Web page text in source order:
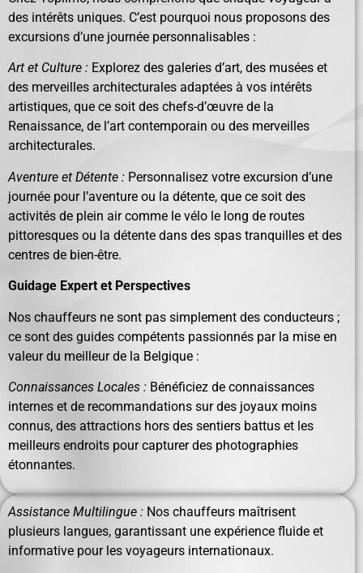
des intérêts uniques. C’est pourquoi nous proposons des
excursions d’une journée personnalisables :
Art et Culture : Explorez des galeries d’art, des musées et
des merveilles architecturales adaptées à vos intérêts
artistiques, que ce soit des chefs-d’œuvre de la
Renaissance, de l’art contemporain ou des merveilles
architecturales.
Aventure et Détente : Personnalisez votre excursion d’une
journée pour l’aventure ou la détente, que ce soit des
activités de plein air comme le vélo le long de routes
pittoresques ou la détente dans des spas tranquilles et des
centres de bien-être.
Guidage Expert et Perspectives
Nos chauffeurs ne sont pas simplement des conducteurs ;
ce sont des guides compétents passionnés par la mise en
valeur du meilleur de la Belgique :
Connaissances Locales : Bénéficiez de connaissances
internes et de recommandations sur des joyaux moins
connus, des attractions hors des sentiers battus et les
meilleurs endroits pour capturer des photographies
étonnantes.
Assistance Multilingue : Nos chauffeurs maîtrisent
plusieurs langues, garantissant une expérience fluide et
informative pour les voyageurs internationaux.